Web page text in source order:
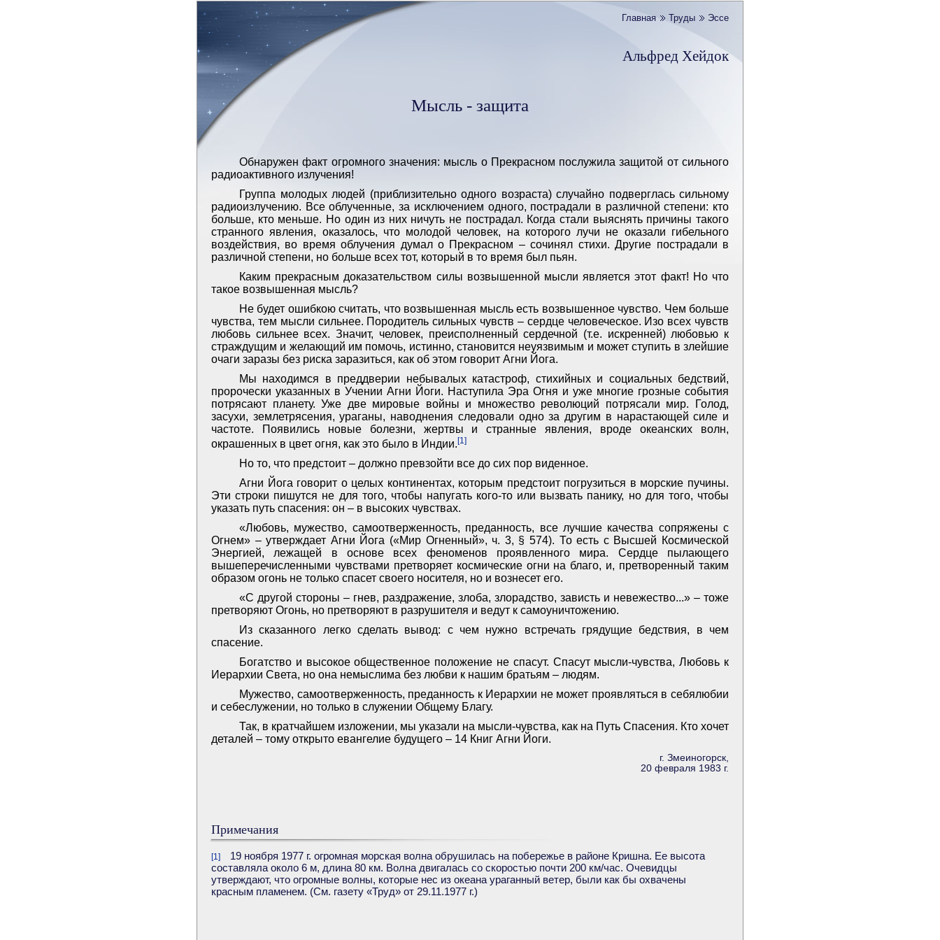
Главная Труды Эссе
Альфред Хейдок
Мысль - защита
Обнаружен факт огромного значения: мысль о Прекрасном послужила защитой от сильного
радиоактивного излучения!
Группа молодых людей (приблизительно одного возраста) случайно подверглась сильному
радиоизлучению. Все облученные, за исключением одного, пострадали в различной степени: кто
больше, кто меньше. Но один из них ничуть не пострадал. Когда стали выяснять причины такого
странного явления, оказалось, что молодой человек, на которого лучи не оказали гибельного
воздействия, во время облучения думал о Прекрасном – сочинял стихи. Другие пострадали в
различной степени, но больше всех тот, который в то время был пьян.
Каким прекрасным доказательством силы возвышенной мысли является этот факт! Но что
такое возвышенная мысль?
Не будет ошибкою считать, что возвышенная мысль есть возвышенное чувство. Чем больше
чувства, тем мысли сильнее. Породитель сильных чувств – сердце человеческое. Изо всех чувств
любовь сильнее всех. Значит, человек, преисполненный сердечной (т.е. искренней) любовью к
страждущим и желающий им помочь, истинно, становится неуязвимым и может ступить в злейшие
очаги заразы без риска заразиться, как об этом говорит Агни Йога.
Мы находимся в преддверии небывалых катастроф, стихийных и социальных бедствий,
пророчески указанных в Учении Агни Йоги. Наступила Эра Огня и уже многие грозные события
потрясают планету. Уже две мировые войны и множество революций потрясали мир. Голод,
засухи, землетрясения, ураганы, наводнения следовали одно за другим в нарастающей силе и
частоте. Появились новые болезни, жертвы и странные явления, вроде океанских волн,
окрашенных в цвет огня, как это было в Индии.[1]
Но то, что предстоит – должно превзойти все до сих пор виденное.
Агни Йога говорит о целых континентах, которым предстоит погрузиться в морские пучины.
Эти строки пишутся не для того, чтобы напугать кого-то или вызвать панику, но для того, чтобы
указать путь спасения: он – в высоких чувствах.
«Любовь, мужество, самоотверженность, преданность, все лучшие качества сопряжены с
Огнем» – утверждает Агни Йога («Мир Огненный», ч. 3, § 574). То есть с Высшей Космической
Энергией, лежащей в основе всех феноменов проявленного мира. Сердце пылающего
вышеперечисленными чувствами претворяет космические огни на благо, и, претворенный таким
образом огонь не только спасет своего носителя, но и вознесет его.
«С другой стороны – гнев, раздражение, злоба, злорадство, зависть и невежество...» – тоже
претворяют Огонь, но претворяют в разрушителя и ведут к самоуничтожению.
Из сказанного легко сделать вывод: с чем нужно встречать грядущие бедствия, в чем
спасение.
Богатство и высокое общественное положение не спасут. Спасут мысли-чувства, Любовь к
Иерархии Света, но она немыслима без любви к нашим братьям – людям.
Мужество, самоотверженность, преданность к Иерархии не может проявляться в себялюбии
и себеслужении, но только в служении Общему Благу.
Так, в кратчайшем изложении, мы указали на мысли-чувства, как на Путь Спасения. Кто хочет
деталей – тому открыто евангелие будущего – 14 Книг Агни Йоги.
г. Змеиногорск,
20 февраля 1983 г.
Примечания
[1]
19 ноября 1977 г. огромная морская волна обрушилась на побережье в районе Кришна. Ее высота
составляла около 6 м, длина 80 км. Волна двигалась со скоростью почти 200 км/час. Очевидцы
утверждают, что огромные волны, которые нес из океана ураганный ветер, были как бы охвачены
красным пламенем. (См. газету «Труд» от 29.11.1977 г.)